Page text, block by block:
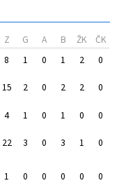
Z G A B ŽK
ČK
8 1 0 1 2 0
15 2 0 2 2 0
4 1 0 1 0 0
22 3 0 3 1 0
1 0 0 0 0 0